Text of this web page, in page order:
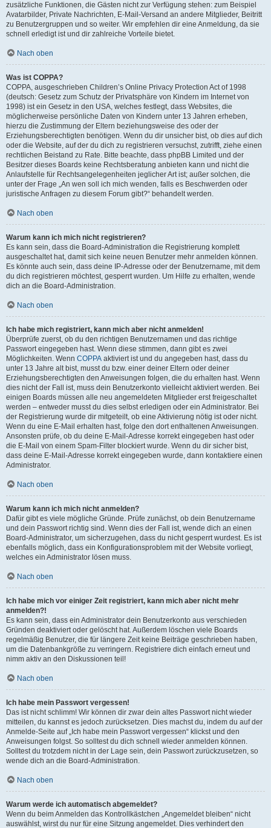
zusätzliche Funktionen, die Gästen nicht zur Verfügung stehen: zum Beispiel
Avatarbilder, Private Nachrichten, E-Mail-Versand an andere Mitglieder, Beitritt
zu Benutzergruppen und so weiter. Wir empfehlen dir eine Anmeldung, da sie
schnell erledigt ist und dir zahlreiche Vorteile bietet.
Nach oben
Was ist COPPA?
COPPA, ausgeschrieben Children’s Online Privacy Protection Act of 1998
(deutsch: Gesetz zum Schutz der Privatsphäre von Kindern im Internet von
1998) ist ein Gesetz in den USA, welches festlegt, dass Websites, die
möglicherweise persönliche Daten von Kindern unter 13 Jahren erheben,
hierzu die Zustimmung der Eltern beziehungsweise des oder der
Erziehungsberechtigten benötigen. Wenn du dir unsicher bist, ob dies auf dich
oder die Website, auf der du dich zu registrieren versuchst, zutrifft, ziehe einen
rechtlichen Beistand zu Rate. Bitte beachte, dass phpBB Limited und der
Besitzer dieses Boards keine Rechtsberatung anbieten kann und nicht die
Anlaufstelle für Rechtsangelegenheiten jeglicher Art ist; außer solchen, die
unter der Frage „An wen soll ich mich wenden, falls es Beschwerden oder
juristische Anfragen zu diesem Forum gibt?“ behandelt werden.
Nach oben
Warum kann ich mich nicht registrieren?
Es kann sein, dass die Board-Administration die Registrierung komplett
ausgeschaltet hat, damit sich keine neuen Benutzer mehr anmelden können.
Es könnte auch sein, dass deine IP-Adresse oder der Benutzername, mit dem
du dich registrieren möchtest, gesperrt wurden. Um Hilfe zu erhalten, wende
dich an die Board-Administration.
Nach oben
Ich habe mich registriert, kann mich aber nicht anmelden!
Überprüfe zuerst, ob du den richtigen Benutzernamen und das richtige
Passwort eingegeben hast. Wenn diese stimmen, dann gibt es zwei
Möglichkeiten. Wenn COPPA aktiviert ist und du angegeben hast, dass du
unter 13 Jahre alt bist, musst du bzw. einer deiner Eltern oder deiner
Erziehungsberechtigten den Anweisungen folgen, die du erhalten hast. Wenn
dies nicht der Fall ist, muss dein Benutzerkonto vielleicht aktiviert werden. Bei
einigen Boards müssen alle neu angemeldeten Mitglieder erst freigeschaltet
werden – entweder musst du dies selbst erledigen oder ein Administrator. Bei
der Registrierung wurde dir mitgeteilt, ob eine Aktivierung nötig ist oder nicht.
Wenn du eine E-Mail erhalten hast, folge den dort enthaltenen Anweisungen.
Ansonsten prüfe, ob du deine E-Mail-Adresse korrekt eingegeben hast oder
die E-Mail von einem Spam-Filter blockiert wurde. Wenn du dir sicher bist,
dass deine E-Mail-Adresse korrekt eingegeben wurde, dann kontaktiere einen
Administrator.
Nach oben
Warum kann ich mich nicht anmelden?
Dafür gibt es viele mögliche Gründe. Prüfe zunächst, ob dein Benutzername
und dein Passwort richtig sind. Wenn dies der Fall ist, wende dich an einen
Board-Administrator, um sicherzugehen, dass du nicht gesperrt wurdest. Es ist
ebenfalls möglich, dass ein Konfigurationsproblem mit der Website vorliegt,
welches ein Administrator lösen muss.
Nach oben
Ich habe mich vor einiger Zeit registriert, kann mich aber nicht mehr
anmelden?!
Es kann sein, dass ein Administrator dein Benutzerkonto aus verschieden
Gründen deaktiviert oder gelöscht hat. Außerdem löschen viele Boards
regelmäßig Benutzer, die für längere Zeit keine Beiträge geschrieben haben,
um die Datenbankgröße zu verringern. Registriere dich einfach erneut und
nimm aktiv an den Diskussionen teil!
Nach oben
Ich habe mein Passwort vergessen!
Das ist nicht schlimm! Wir können dir zwar dein altes Passwort nicht wieder
mitteilen, du kannst es jedoch zurücksetzen. Dies machst du, indem du auf der
Anmelde-Seite auf „Ich habe mein Passwort vergessen“ klickst und den
Anweisungen folgst. So solltest du dich schnell wieder anmelden können.
Solltest du trotzdem nicht in der Lage sein, dein Passwort zurückzusetzen, so
wende dich an die Board-Administration.
Nach oben
Warum werde ich automatisch abgemeldet?
Wenn du beim Anmelden das Kontrollkästchen „Angemeldet bleiben“ nicht
auswählst, wirst du nur für eine Sitzung angemeldet. Dies verhindert den